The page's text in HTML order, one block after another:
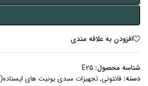
افزودن به علاقه مندی
شناسه محصول: E25
دسته: فانتونی,تجهیزات سبدی یونیت های ایستاده(E series accessories larder units)